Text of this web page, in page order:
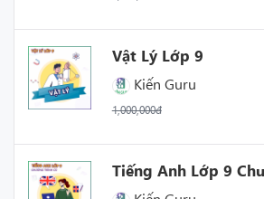
học của học sinh.
Vật Lý Lớp 9
Kiến Guru
1,000,000đ
Tiếng Anh Lớp 9